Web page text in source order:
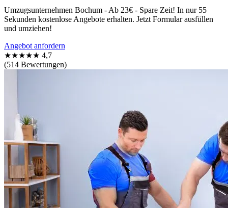
Umzugsunternehmen Bochum - Ab 23€ - Spare Zeit! In nur 55
Sekunden kostenlose Angebote erhalten. Jetzt Formular ausfüllen
und umziehen!
Angebot anfordern
★★★★★ 4,7
(514 Bewertungen)